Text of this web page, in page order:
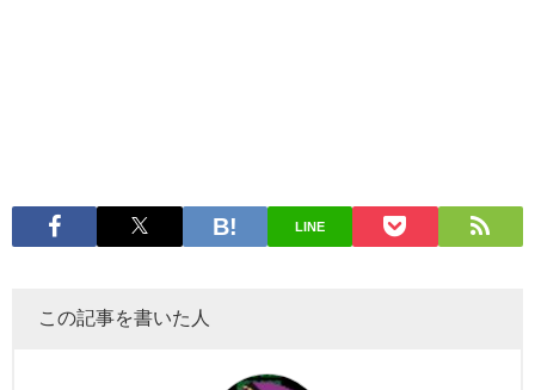
LINE
この記事を書いた人